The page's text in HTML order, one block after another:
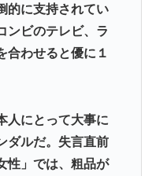
的に支持されてい
ンビのテレビ、ラ
合わせると優に１
にとって大事に
ダルだ。失言直前
性」では、粗品が